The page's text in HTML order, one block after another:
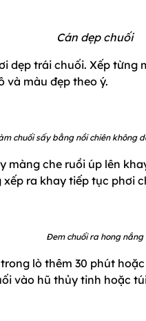
Cán dẹp chuối
dẹp trái chuối. Xếp
và màu đẹp theo ý.
chuối sấy bằng nồi chiên không
màng che ruồi úp lên
ra khay tiếp tục phơi
Đem chuối ra hong nắng
lò thêm 30 phút
vào hũ thủy tinh hoặc